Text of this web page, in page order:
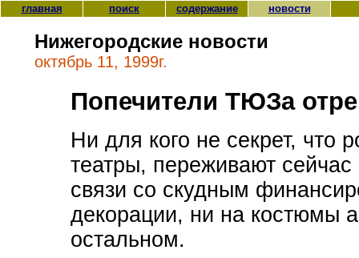
главная поиск содержание новости
Нижегородские новости
октябрь 11, 1999г.
Попечители ТЮЗа
Ни для кого не секрет, что
театры, переживают
связи со скудным
декорации, ни на костюмы
остальном.